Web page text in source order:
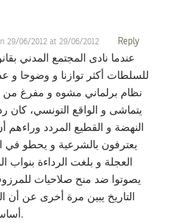
29/06/2012 at 29/06/2012 Reply
عندما نادى المجتمع المدني
للسلطات أكثر توازنا و وضوحا و
نظام برلماني مشوه و مفرغ من
يتماشى و الواقع التونسي، كان
النهضة و القطيع المردد وراءهم
يعترفون بالشرعية و يحطو في
العجلة و بلغت الرداءة بنواب
يصوتوا ضد منح صلاحيات
التاريخ يبين مرة أخرى عن أن
أساسه خاطئ.